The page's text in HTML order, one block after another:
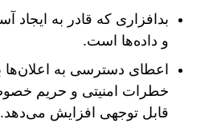
بدافزاری که قادر به
و داده‌ها است.
اعطای دسترسی به
خطرات امنیتی و حریم
قابل توجهی افزایش می‌دهد.